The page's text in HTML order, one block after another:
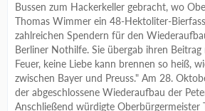
Bussen zum Hackerkeller gebracht, wo
Thomas Wimmer ein 48-Hektoliter-
zahlreichen Spendern für den
Berliner Nothilfe. Sie übergab ihren
Feuer, keine Liebe kann brennen so heiß,
zwischen Bayer und Preuss." Am 28.
der abgeschlossene Wiederaufbau der
Anschließend würdigte Oberbürgermeister